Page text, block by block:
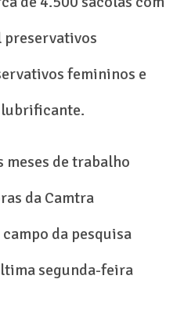
femininos e
lubrificante.
meses de trabalho
da Camtra
da pesquisa
segunda-feira